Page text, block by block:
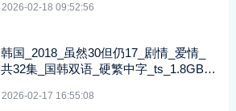
2026-02-18 09:52:56
韩国_2018_虽然30但仍17_剧情_爱情_
共32集_国韩双语_硬繁中字_ts_1.8GB_1
2026-02-17 16:55:08